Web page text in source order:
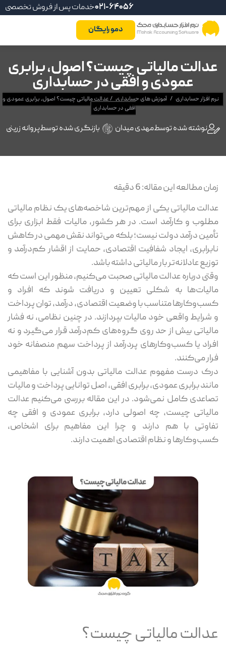
خدمات پس از فروش تخصصی021-64056
دمو رایگان
عدالت مالیاتی چیست؟ اصول، برابری
عمودی و افقی در حسابداری
نرم افزار حسابداری / آموزش های حسابداری /عدالت مالیاتی چیست؟ اصول، برابری عمودی و
افقی در حسابداری
نوشته شده توسطمهدی میدان بازنگری شده توسطپروانه زرینی
زمان مطالعه این مقاله:6دقیقه
عدالت مالیاتی یکی از مهم‌ترین شاخصه‌های یک نظام مالیاتی
مطلوب و کارآمد است. در هر کشور، مالیات فقط ابزاری برای
تأمین درآمد دولت نیست؛ بلکه می‌تواند نقش مهمی در کاهش
نابرابری، ایجاد شفافیت اقتصادی، حمایت از اقشار کم‌درآمد و
توزیع عادلانه‌تر بار مالیاتی داشته باشد.
وقتی درباره عدالت مالیاتی صحبت می‌کنیم، منظور این است که
مالیات‌ها به شکلی تعیین و دریافت شوند که افراد و
کسب‌وکارها متناسب با وضعیت اقتصادی، درآمد، توان پرداخت
و شرایط واقعی خود مالیات بپردازند. در چنین نظامی، نه فشار
مالیاتی بیش از حد روی گروه‌های کم‌درآمد قرار می‌گیرد و نه
افراد یا کسب‌وکارهای پردرآمد از پرداخت سهم منصفانه خود
فرار می‌کنند.
درک درست مفهوم عدالت مالیاتی بدون آشنایی با مفاهیمی
مانند برابری عمودی، برابری افقی، اصل توانایی پرداخت و مالیات
تصاعدی کامل نمی‌شود. در این مقاله بررسی می‌کنیم عدالت
مالیاتی چیست، چه اصولی دارد، برابری عمودی و افقی چه
تفاوتی با هم دارند و چرا این مفاهیم برای اشخاص،
کسب‌وکارها و نظام اقتصادی اهمیت دارند.
عدالت مالیاتی چیست؟